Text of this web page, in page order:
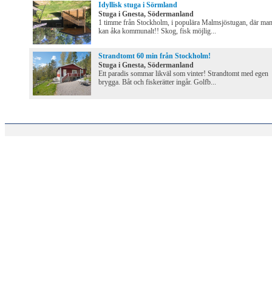
Idyllisk stuga i Sörmland
Stuga i Gnesta, Södermanland
1 timme från Stockholm, i populära Malmsjöstugan, där man
kan åka kommunalt!! Skog, fisk möjlig...
Strandtomt 60 min från Stockholm!
Stuga i Gnesta, Södermanland
Ett paradis sommar likväl som vinter! Strandtomt med egen
brygga. Båt och fiskerätter ingår. Golfb...